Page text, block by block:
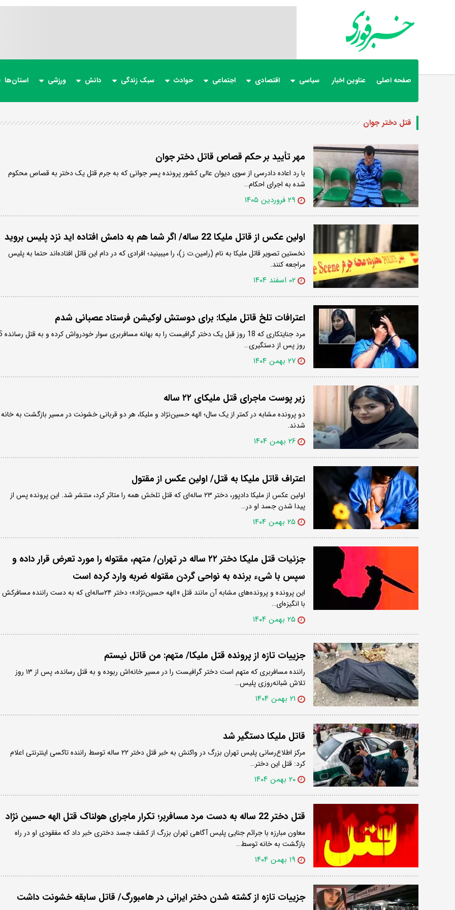
صفحه اصلی عناوین اخبار سیاسی اقتصادی اجتماعی حوادث سبک زندگی دانش ورزشی استان‌ها
قتل دختر جوان
مهر تأیید بر حکم قصاص قاتل دختر جوان
با رد اعاده دادرسی از سوی دیوان عالی کشور پرونده پسر جوانی که به جرم قتل یک دختر به قصاص محکوم
شده به اجرای احکام…
۲۹ فروردین ۱۴۰۵
اولین عکس از قاتل ملیکا 22 ساله/ اگر شما هم به دامش افتاده اید نزد پلیس بروید
نخستین تصویر قاتل ملیکا به نام (رامین.ت ز)، را میبینید؛ افرادی که در دام این قاتل افتاده‌اند حتما به پلیس
مراجعه کنند.
۰۲ اسفند ۱۴۰۴
اعترافات تلخ قاتل ملیکا: برای دوستش لوکیشن فرستاد عصبانی شدم
مرد جنایتکاری که 18 روز قبل یک دختر
روز پس از دستگیری…
۲۷ بهمن ۱۴۰۴
زیر پوست ماجرای قتل ملیکای ۲۲ ساله
دو پرونده مشابه در کمتر از یک سال؛ الهه حسین‌نژاد و ملیکا، هر دو قربانی خشونت در مسیر بازگشت به خانه
شدند.
۲۶ بهمن ۱۴۰۴
اعتراف قاتل ملیکا به قتل/ اولین عکس از مقتول
اولین عکس از ملیکا دادپور، دختر ۲۳ ساله‌ای که قتل تلخش همه را متاثر کرد، منتشر شد. این پرونده پس از
پیدا شدن جسد او در…
۲۵ بهمن ۱۴۰۴
جزئیات قتل ملیکا دختر ۲۲ ساله در تهران/ متهم، مقتوله را مورد تعرض قرار داده و
سپس با شیء برنده به نواحی گردن مقتوله ضربه وارد کرده است
این پرونده و پرونده‌های مشابه آن مانند قتل «الهه حسین‌نژاد»؛ دختر ۲۴‌ساله‌ای که به دست راننده مسافرکش
با انگیزه‌ای…
۲۵ بهمن ۱۴۰۴
جزییات تازه از پرونده قتل ملیکا/ متهم: من قاتل نیستم
راننده مسافربری که متهم است دختر گرافیست را در مسیر خانه‌اش ربوده و به قتل رسانده، پس از ۱۳ روز
تلاش شبانه‌روزی پلیس…
۲۱ بهمن ۱۴۰۴
قاتل ملیکا دستگیر شد
مرکز اطلاع‌رسانی پلیس تهران بزرگ در واکنش به خبر قتل دختر ۲۲ ساله توسط راننده تاکسی اینترنتی اعلام
کرد: قتل این دختر…
۲۰ بهمن ۱۴۰۴
قتل دختر 22 ساله به دست مرد مسافربر؛ تکرار ماجرای هولناک قتل الهه حسین نژاد
معاون مبارزه با جرائم جنایی پلیس آگاهی تهران بزرگ از کشف جسد دختری خبر داد که مفقودی او در راه
بازگشت به خانه توسط…
۱۹ بهمن ۱۴۰۴
جزییات تازه از کشته شدن دختر ایرانی در هامبورگ/ قاتل سابقه خشونت داشت